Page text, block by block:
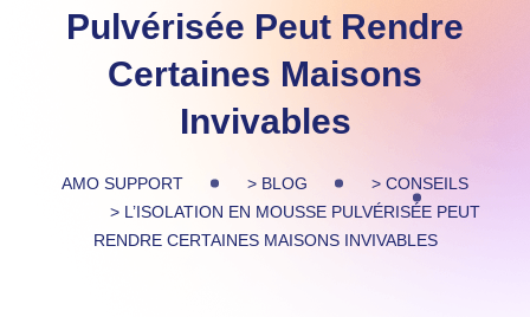
Pulvérisée Peut Rendre
Certaines Maisons
Invivables
AMO SUPPORT > BLOG > CONSEILS
> L’ISOLATION EN MOUSSE PULVÉRISÉE PEUT
RENDRE CERTAINES MAISONS INVIVABLES